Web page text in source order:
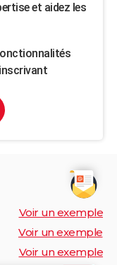
et aidez les
Voir un exemple
Voir un exemple
Voir un exemple